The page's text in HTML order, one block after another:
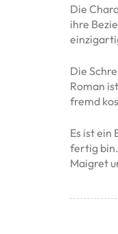
Die
ihre
Die
Roman
fremd
Es ist ein
fertig
Maigret